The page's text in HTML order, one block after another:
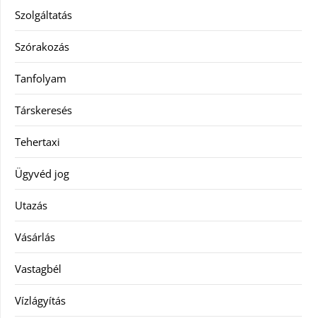
Szolgáltatás
Szórakozás
Tanfolyam
Társkeresés
Tehertaxi
Ügyvéd jog
Utazás
Vásárlás
Vastagbél
Vízlágyítás